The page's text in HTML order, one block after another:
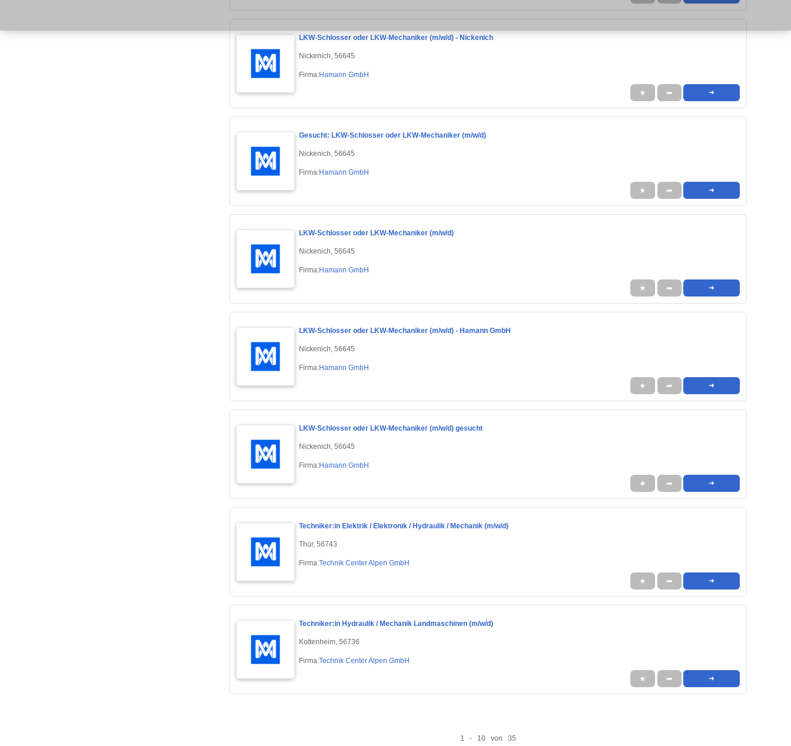
LKW-Schlosser oder LKW-Mechaniker (m/w/d) - Nickenich
Nickenich, 56645
Firma:Hamann GmbH
★ ➦ ➜
Gesucht: LKW-Schlosser oder LKW-Mechaniker (m/w/d)
Nickenich, 56645
Firma:Hamann GmbH
★ ➦ ➜
LKW-Schlosser oder LKW-Mechaniker (m/w/d)
Nickenich, 56645
Firma:Hamann GmbH
★ ➦ ➜
LKW-Schlosser oder LKW-Mechaniker (m/w/d) - Hamann GmbH
Nickenich, 56645
Firma:Hamann GmbH
★ ➦ ➜
LKW-Schlosser oder LKW-Mechaniker (m/w/d) gesucht
Nickenich, 56645
Firma:Hamann GmbH
★ ➦ ➜
Techniker:in Elektrik / Elektronik / Hydraulik / Mechanik (m/w/d)
Thür, 56743
Firma:Technik Center Alpen GmbH
★ ➦ ➜
Techniker:in Hydraulik / Mechanik Landmaschinen (m/w/d)
Kottenheim, 56736
Firma:Technik Center Alpen GmbH
★ ➦ ➜
1 - 10 von 35